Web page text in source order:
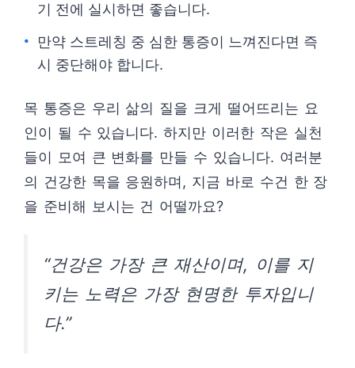
기 전에 실시하면 좋습니다.
만약 스트레칭 중 심한 통증이 느껴진다면 즉
시 중단해야 합니다.
목 통증은 우리 삶의 질을 크게 떨어뜨리는 요
인이 될 수 있습니다. 하지만 이러한 작은 실천
들이 모여 큰 변화를 만들 수 있습니다. 여러분
의 건강한 목을 응원하며, 지금 바로 수건 한 장
을 준비해 보시는 건 어떨까요?
“건강은 가장 큰 재산이며, 이를 지
키는 노력은 가장 현명한 투자입니
다.”